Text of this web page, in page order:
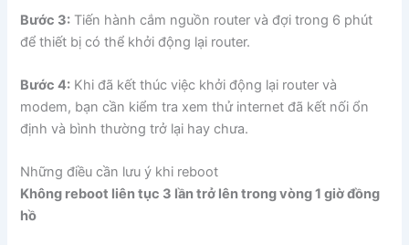
Bước 3: Tiến hành cắm nguồn router và đợi trong 6 phút
để thiết bị có thể khởi động lại router.
Bước 4: Khi đã kết thúc việc khởi động lại router và
modem, bạn cần kiểm tra xem thử internet đã kết nối ổn
định và bình thường trở lại hay chưa.
Những điều cần lưu ý khi reboot
Không reboot liên tục 3 lần trở lên trong vòng 1 giờ đồng
hồ